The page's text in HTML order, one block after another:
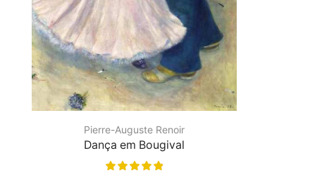
Pierre-Auguste Renoir
Dança em Bougival